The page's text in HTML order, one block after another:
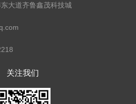
大道齐鲁鑫茂科技城
关注我们